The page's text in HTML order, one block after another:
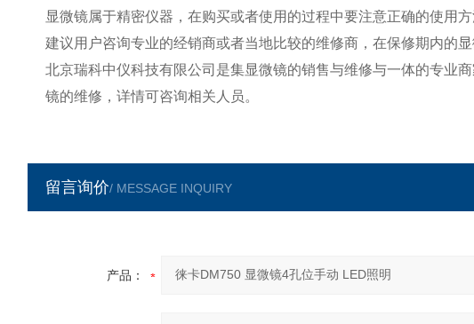
显微镜属于精密仪器，在购买或者使用的过程中要注意正确的使用
建议用户咨询专业的经销商或者当地比较的维修商，在保修期内的
北京瑞科中仪科技有限公司是集显微镜的销售与维修与一体的专业
镜的维修，详情可咨询相关人员。
留言询价/ MESSAGE INQUIRY
产品：